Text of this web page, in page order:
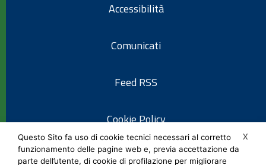
Accessibilità
Comunicati
Feed RSS
Cookie Policy
Informativa privacy
X
Questo Sito fa uso di cookie tecnici necessari al corretto
funzionamento delle pagine web e, previa accettazione da
parte dell’utente, di cookie di profilazione per migliorare